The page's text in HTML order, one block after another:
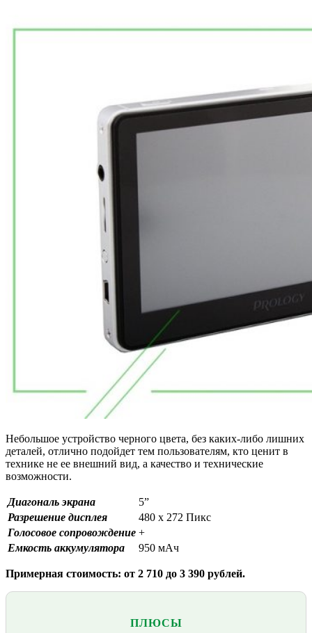
Небольшое устройство черного цвета, без каких-либо лишних
деталей, отлично подойдет тем пользователям, кто ценит в
технике не ее внешний вид, а качество и технические
возможности.
Диагональ экрана
5”
Разрешение дисплея
480 x 272 Пикс
Голосовое сопровождение +
Емкость аккумулятора
950 мАч
Примерная стоимость: от 2 710 до 3 390 рублей.
ПЛЮСЫ